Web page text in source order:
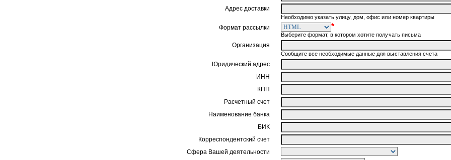
Адрес доставки
Необходимо указать улицу, дом, офис или номер квартиры
Формат рассылки *
Выберите формат, в котором хотите получать письма
Организация
Сообщите все необходимые данные для выставления счета
Юридический адрес
ИНН
КПП
Расчетный счет
Наименование банка
БИК
Корреспондентский счет
Сфера Вашей деятельности